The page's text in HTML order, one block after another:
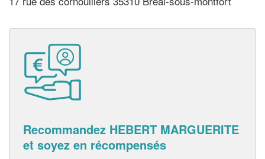
Recommandez HEBERT MARGUERITE
et soyez en récompensés